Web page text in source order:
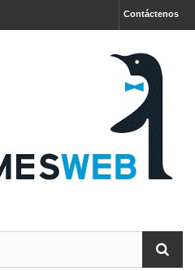
Contáctenos